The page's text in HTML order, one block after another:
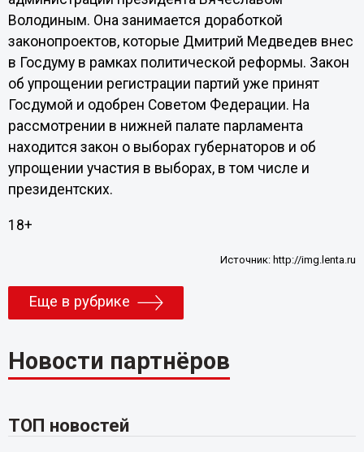
Володиным. Она занимается доработкой
законопроектов, которые Дмитрий Медведев внес
в Госдуму в рамках политической реформы. Закон
об упрощении регистрации партий уже принят
Госдумой и одобрен Советом Федерации. На
рассмотрении в нижней палате парламента
находится закон о выборах губернаторов и об
упрощении участия в выборах, в том числе и
президентских.
18+
Источник: http://img.lenta.ru
Еще в рубрике
Новости партнёров
ТОП новостей